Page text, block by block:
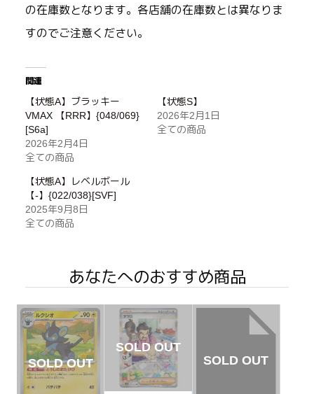
の在庫数となります。各店舗の在庫数とは異なりま
すのでご注意ください。
関連
【状態A】ブラッキー
VMAX 【RRR】{048/069}
[S6a]
2026年2月4日
全ての商品
【状態S】
2026年2月1日
全ての商品
【状態A】レベルボール
【-】{022/038}[SVF]
2025年9月8日
全ての商品
あなたへのおすすめ商品